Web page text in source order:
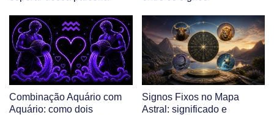
Combinação Aquário com
Aquário: como dois
Signos Fixos no Mapa
Astral: significado e